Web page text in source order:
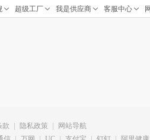
款 隐私政策
网站导航